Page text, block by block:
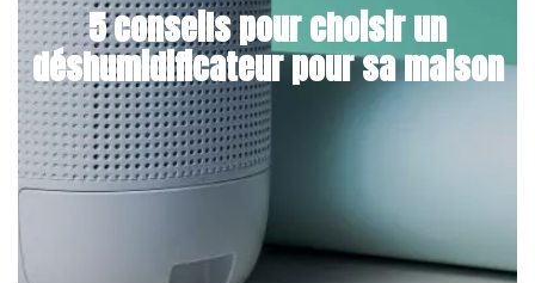
5 conseils pour choisir un
déshumidificateur pour sa maison